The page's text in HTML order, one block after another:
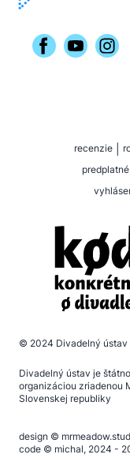
recenzie
predplatné
© 2024 Divadelný ústav
Divadelný ústav je
organizáciou zriadenou
Slovenskej republiky
design ©
code © michal, 2024 -